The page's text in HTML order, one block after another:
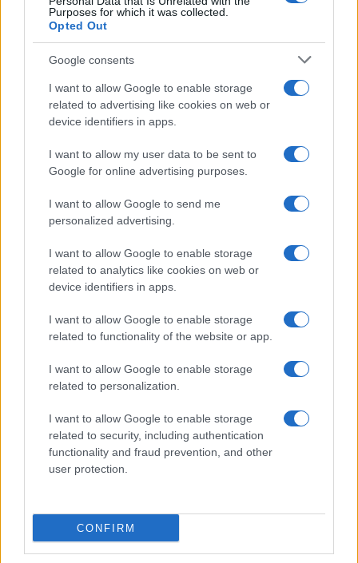
Purposes for which it was collected.
Opted Out
Google consents
I want to allow Google to enable storage
related to advertising like cookies on web or
device identifiers in apps.
I want to allow my user data to be sent to
Google for online advertising purposes.
I want to allow Google to send me
personalized advertising.
I want to allow Google to enable storage
related to analytics like cookies on web or
device identifiers in apps.
I want to allow Google to enable storage
related to functionality of the website or app.
I want to allow Google to enable storage
related to personalization.
I want to allow Google to enable storage
related to security, including authentication
functionality and fraud prevention, and other
user protection.
CONFIRM
PEOPLE
Role Model e Dakota Johnson: la coppia che unisce
arte e vita
Matteo Pellegrino · 5 Ago 2026
PEOPLE
Principessa Eugenie di York annuncia la nascita della
terza figlia